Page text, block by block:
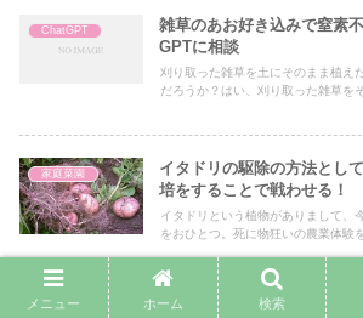
ChatGPT
雑草のあお好き込みで窒素
GPTに相談
刈り取った雑草を土にそのまま植え
だろうか？はい、刈り取った雑草を
家庭菜園
イタドリの駆除の方法とし
培をすることで戦わせる！
イタドリという植物がありまして、
をおひとつ。死に物狂いの農業体験
北海道でダリアを栽培！種
メニュー ホーム 検索